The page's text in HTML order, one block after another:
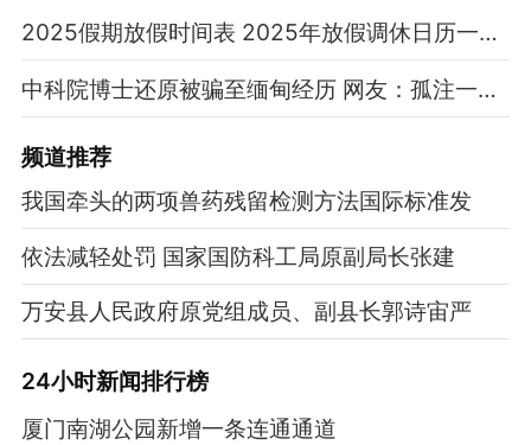
2025假期放假时间表 2025年放假调休日历一览表
中科院博士还原被骗至缅甸经历 网友：孤注一掷现实版
频道推荐
我国牵头的两项兽药残留检测方法国际标准发
依法减轻处罚 国家国防科工局原副局长张建
万安县人民政府原党组成员、副县长郭诗宙严
24小时新闻排行榜
厦门南湖公园新增一条连通通道